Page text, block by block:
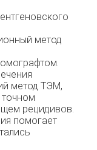
метод
метод ТЭМ,
точном
рецидивов.
помогает